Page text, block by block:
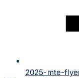
2025-mte-